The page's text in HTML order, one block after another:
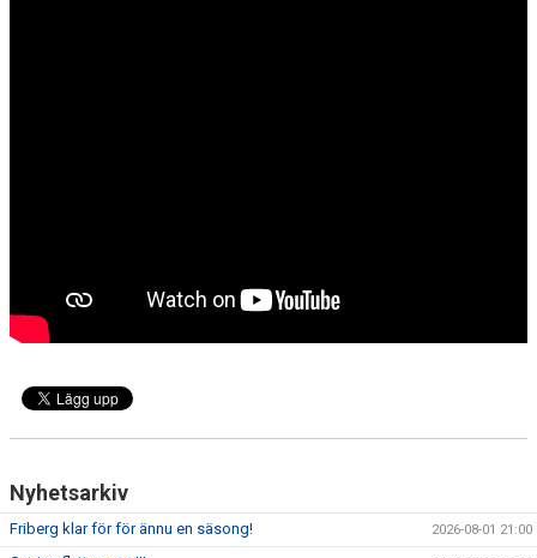
Nyhetsarkiv
Friberg klar för för ännu en säsong! 2026-08-01 21:00